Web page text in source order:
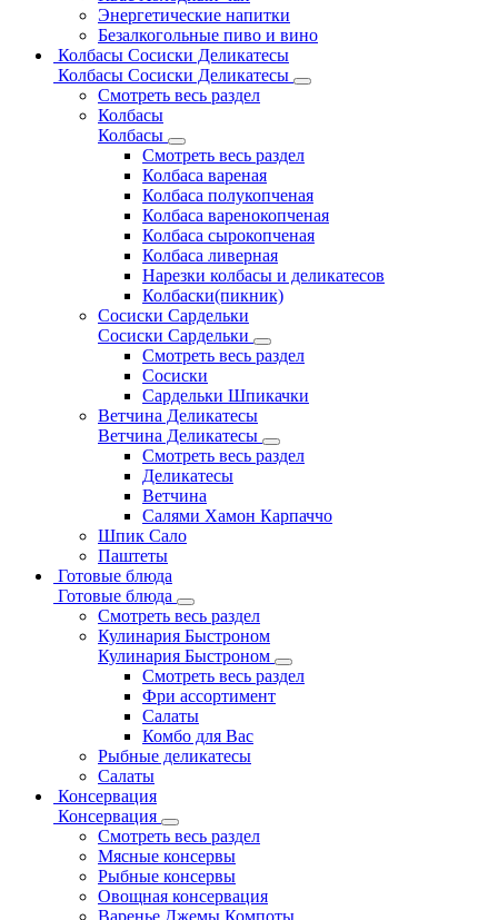
Энергетические напитки
Безалкогольные пиво и вино
Колбасы Сосиски Деликатесы
Колбасы Сосиски Деликатесы
Смотреть весь раздел
Колбасы
Колбасы
Смотреть весь раздел
Колбаса вареная
Колбаса полукопченая
Колбаса варенокопченая
Колбаса сырокопченая
Колбаса ливерная
Нарезки колбасы и деликатесов
Колбаски(пикник)
Сосиски Сардельки
Сосиски Сардельки
Смотреть весь раздел
Сосиски
Сардельки Шпикачки
Ветчина Деликатесы
Ветчина Деликатесы
Смотреть весь раздел
Деликатесы
Ветчина
Салями Хамон Карпаччо
Шпик Сало
Паштеты
Готовые блюда
Готовые блюда
Смотреть весь раздел
Кулинария Быстроном
Кулинария Быстроном
Смотреть весь раздел
Фри ассортимент
Салаты
Комбо для Вас
Рыбные деликатесы
Салаты
Консервация
Консервация
Смотреть весь раздел
Мясные консервы
Рыбные консервы
Овощная консервация
Варенье Джемы Компоты